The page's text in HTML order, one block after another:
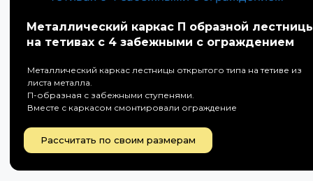
Металлический каркас П образной
на тетивах с 4 забежными с ограждением
Металлический каркас лестницы открытого типа на тетиве из
листа металла.
П-образная с забежными ступенями.
Вместе с каркасом смонтировали ограждение
Рассчитать по своим размерам